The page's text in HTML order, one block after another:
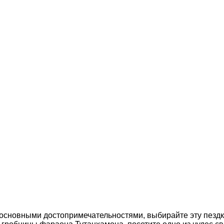
достопримечательностями, выбирайте эту